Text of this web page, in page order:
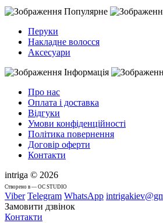
Популярне
Перуки
Накладне волосся
Аксесуари
Інформація
Про нас
Оплата і доставка
Відгуки
Умови конфіденційності
Політика повернення
Договір оферти
Контакти
intriga © 2026
Cтворено в — OC STUDIO
Viber Telegram WhatsApp
Замовити дзвінок
Контакти